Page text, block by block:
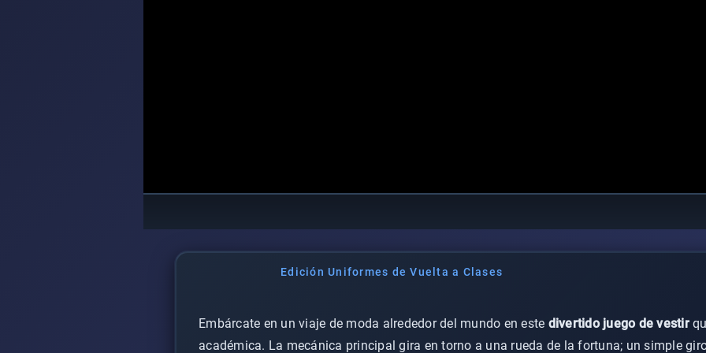
Edición Uniformes de Vuelta a Clases
Embárcate en un viaje de moda alrededor del mundo en este divertido juego de vestir
académica. La mecánica principal gira en torno a una rueda de la fortuna; un simple